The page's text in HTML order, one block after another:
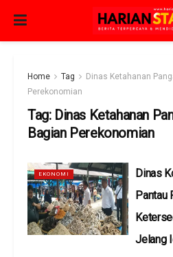
Home Tag
Dinas Ketahanan
Perekonomian
Tag: Dinas Ketahanan
Bagian Perekonomian
EKONOMI
Dinas
Pantau
Jelang